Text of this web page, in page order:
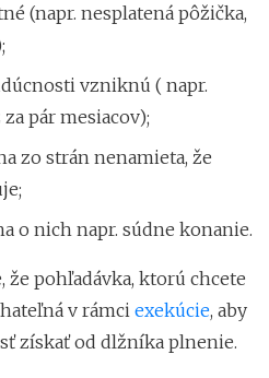
(napr. nesplatená pôžička,
vzniknú ( napr.
pár mesiacov);
zo strán nenamieta, že
o nich napr. súdne konanie.
pohľadávka, ktorú chcete
v rámci exekúcie, aby
získať od dlžníka plnenie.